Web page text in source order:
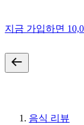
지금 가입하면
음식 리뷰